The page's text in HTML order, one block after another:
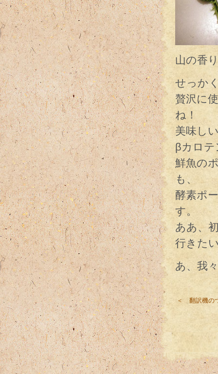
山の香
せっか
贅沢に
ね！
美味し
βカロテ
鮮魚の
も、
酵素ポ
す。
ああ、
行きた
あ、我
＜ 翻訳機の